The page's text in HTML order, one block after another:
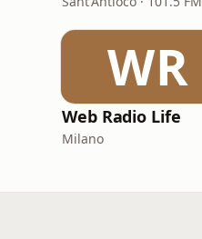
WR
Web Radio Life
Milano